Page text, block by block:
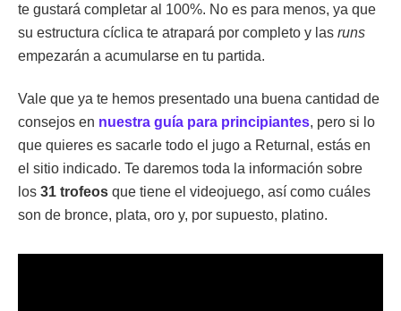
te gustará completar al 100%. No es para menos, ya que
su estructura cíclica te atrapará por completo y las runs
empezarán a acumularse en tu partida.
Vale que ya te hemos presentado una buena cantidad de
consejos en nuestra guía para principiantes, pero si lo
que quieres es sacarle todo el jugo a Returnal, estás en
el sitio indicado. Te daremos toda la información sobre
los 31 trofeos que tiene el videojuego, así como cuáles
son de bronce, plata, oro y, por supuesto, platino.